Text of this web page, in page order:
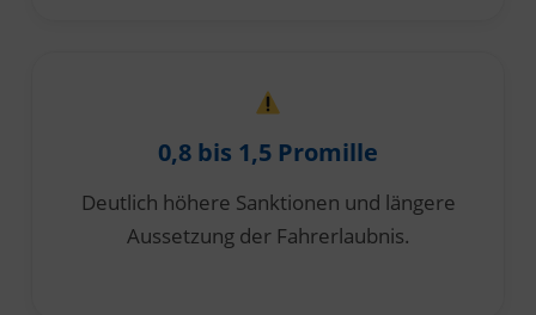
0,8 bis 1,5 Promille
Deutlich höhere Sanktionen und längere
Aussetzung der Fahrerlaubnis.